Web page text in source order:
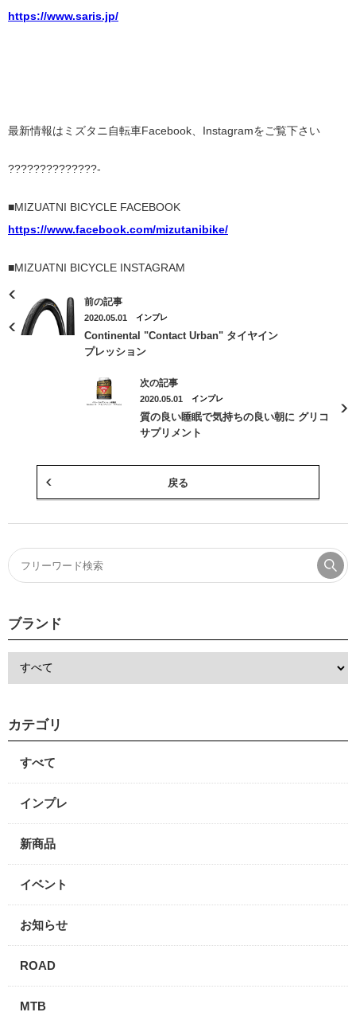
https://www.saris.jp/
最新情報はミズタニ自転車Facebook、Instagramをご覧下さい
??????????????-
■MIZUATNI BICYCLE FACEBOOK
https://www.facebook.com/mizutanibike/
■MIZUATNI BICYCLE INSTAGRAM
前の記事
2020.05.01 インプレ
Continental "Contact Urban" タイヤイン
プレッション
次の記事
2020.05.01 インプレ
質の良い睡眠で気持ちの良い朝に グリコ
サプリメント
戻る
ブランド
カテゴリ
すべて
インプレ
新商品
イベント
お知らせ
ROAD
MTB